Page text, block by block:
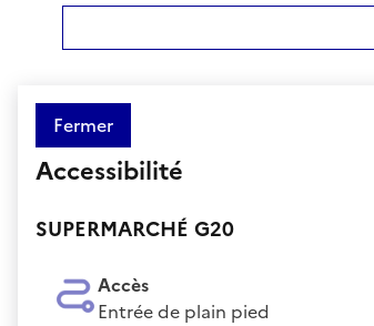
Fermer
Accessibilité
SUPERMARCHÉ G20
Accès
Entrée de plain pied